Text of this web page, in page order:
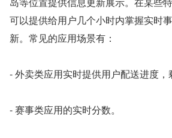
可以提供给用户几个小时内掌握实时
新。常见的应用场景有：
- 外卖类应用实时提供用户配送进度，
- 赛事类应用的实时分数。